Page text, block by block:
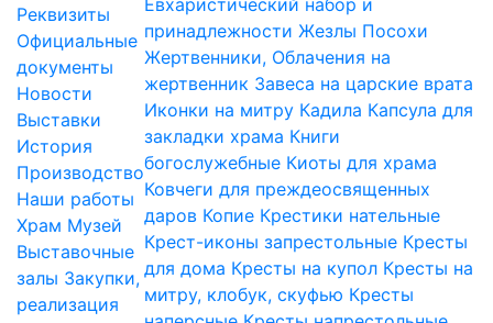
Реквизиты
Официальные
документы
Новости
Выставки
История
Производство
Наши работы
Храм Музей
Выставочные
залы Закупки,
реализация
Евхаристический набор и
принадлежности Жезлы Посохи
Жертвенники, Облачения на
жертвенник Завеса на царские врата
Иконки на митру Кадила Капсула для
закладки храма Книги
богослужебные Киоты для храма
Ковчеги для преждеосвященных
даров Копие Крестики нательные
Крест-иконы запрестольные Кресты
для дома Кресты на купол Кресты на
митру, клобук, скуфью Кресты